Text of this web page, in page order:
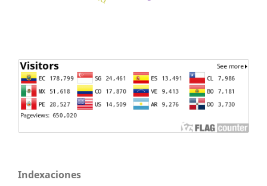
Indexaciones